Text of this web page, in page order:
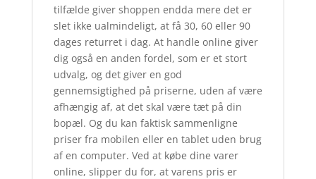
tilfælde giver shoppen endda mere det er
slet ikke ualmindeligt, at få 30, 60 eller 90
dages returret i dag. At handle online giver
dig også en anden fordel, som er et stort
udvalg, og det giver en god
gennemsigtighed på priserne, uden af være
afhængig af, at det skal være tæt på din
bopæl. Og du kan faktisk sammenligne
priser fra mobilen eller en tablet uden brug
af en computer. Ved at købe dine varer
online, slipper du for, at varens pris er